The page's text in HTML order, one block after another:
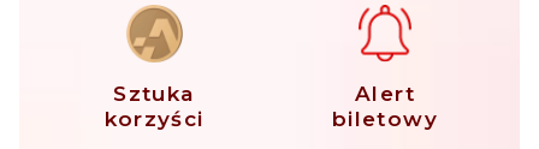
Sztuka
korzyści
Alert
biletowy